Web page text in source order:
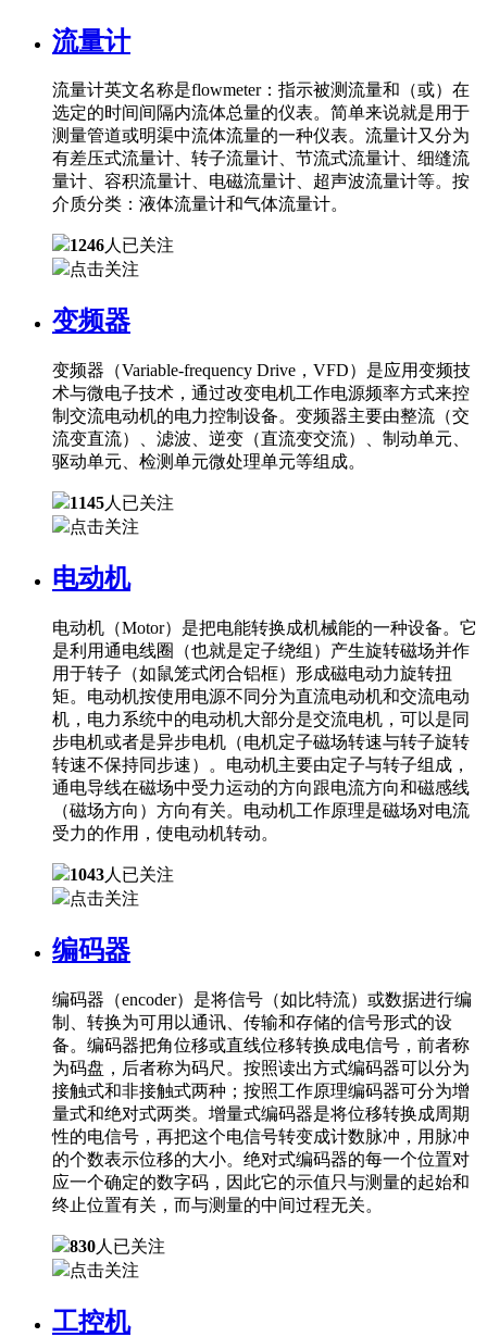
流量计
流量计英文名称是flowmeter：指示被测流量和（或）在
选定的时间间隔内流体总量的仪表。简单来说就是用于
测量管道或明渠中流体流量的一种仪表。流量计又分为
有差压式流量计、转子流量计、节流式流量计、细缝流
量计、容积流量计、电磁流量计、超声波流量计等。按
介质分类：液体流量计和气体流量计。
1246人已关注
点击关注
变频器
变频器（Variable-frequency Drive，VFD）是应用变频技
术与微电子技术，通过改变电机工作电源频率方式来控
制交流电动机的电力控制设备。变频器主要由整流（交
流变直流）、滤波、逆变（直流变交流）、制动单元、
驱动单元、检测单元微处理单元等组成。
1145人已关注
点击关注
电动机
电动机（Motor）是把电能转换成机械能的一种设备。它
是利用通电线圈（也就是定子绕组）产生旋转磁场并作
用于转子（如鼠笼式闭合铝框）形成磁电动力旋转扭
矩。电动机按使用电源不同分为直流电动机和交流电动
机，电力系统中的电动机大部分是交流电机，可以是同
步电机或者是异步电机（电机定子磁场转速与转子旋转
转速不保持同步速）。电动机主要由定子与转子组成，
通电导线在磁场中受力运动的方向跟电流方向和磁感线
（磁场方向）方向有关。电动机工作原理是磁场对电流
受力的作用，使电动机转动。
1043人已关注
点击关注
编码器
编码器（encoder）是将信号（如比特流）或数据进行编
制、转换为可用以通讯、传输和存储的信号形式的设
备。编码器把角位移或直线位移转换成电信号，前者称
为码盘，后者称为码尺。按照读出方式编码器可以分为
接触式和非接触式两种；按照工作原理编码器可分为增
量式和绝对式两类。增量式编码器是将位移转换成周期
性的电信号，再把这个电信号转变成计数脉冲，用脉冲
的个数表示位移的大小。绝对式编码器的每一个位置对
应一个确定的数字码，因此它的示值只与测量的起始和
终止位置有关，而与测量的中间过程无关。
830人已关注
点击关注
工控机